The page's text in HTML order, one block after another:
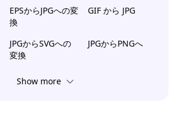
EPSからJPGへの変
換
GIF から JPG
JPGからSVGへの
変換
JPGからPNGへ
Show more